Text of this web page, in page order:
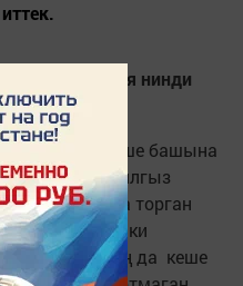
компенсация нинди
һәм кеше башына
артмаган ялгыз
гына торган
яки
аларның да кеше